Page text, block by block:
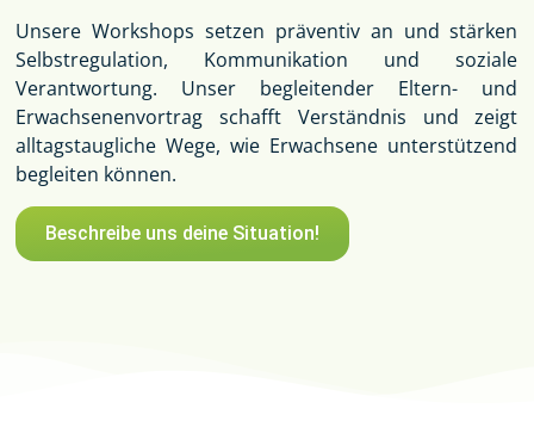
Unsere Workshops setzen präventiv an und stärken
Selbstregulation, Kommunikation und soziale
Verantwortung. Unser begleitender Eltern- und
Erwachsenenvortrag schafft Verständnis und zeigt
alltagstaugliche Wege, wie Erwachsene unterstützend
begleiten können.
Beschreibe uns deine Situation!